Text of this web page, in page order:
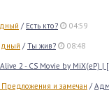
/ Есть кто? 04:59
/Ты жив? 08:48
Alive 2 - CS Movie by MiX(eP) |
Предложения и замечан /